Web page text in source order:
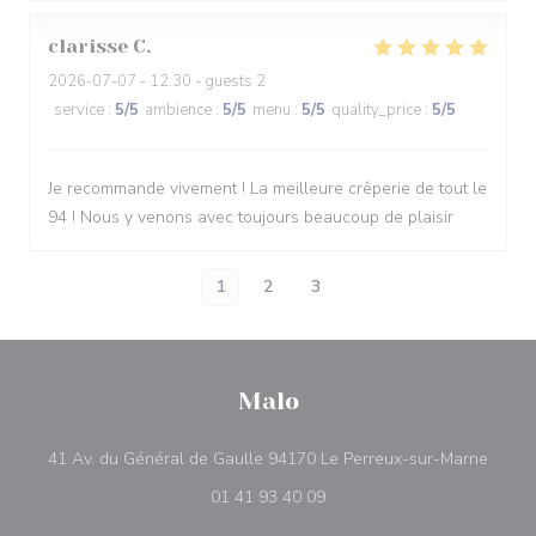
clarisse C
2026-07-07 - 12:30 - guests 2
service : 5/5 ambience : 5/5 menu : 5/5 quality_price : 5/5
Je recommande vivement ! La meilleure crêperie de tout le
94 ! Nous y venons avec toujours beaucoup de plaisir
1 2 3
Malo
41 Av. du Général de Gaulle 94170 Le Perreux-sur-Marne
01 41 93 40 09